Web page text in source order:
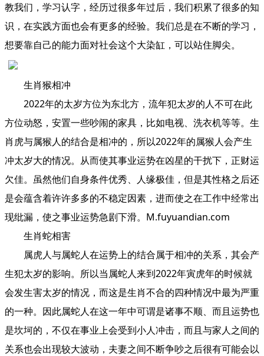
教我们，学习认字，经历过很多年过后，我们积累了很多的知
识，在实践方面也会有更多的经验。我们总是在不断的学习，
想要靠自己的能力面对社会这个大染缸，可以站住脚尖。
生肖猴相冲
2022年的太岁方位为东北方，流年犯太岁的人不可在此
方位动怒，安置一些吵闹的家具，比如电视、洗衣机等等。生
肖虎与属猴人的结合是相冲的，所以2022年的属猴人会产生
冲太岁大的情况。从而使其事业运势在凶星的干扰下，正财运
欠佳。虽然他们自身条件优秀、人缘极佳，但是其性格之后还
是会蕴含着许许多多的不稳定因素，进而使之在工作中经常出
现纰漏，使之事业运势急剧下滑。M.fuyuandian.com
生肖蛇相害
属虎人与属蛇人在运势上的结合属于相冲的关系，其会产
生犯太岁的影响。所以当属蛇人来到2022年寅虎年的时候就
会发生害太岁的情况，而这是生肖不合的四种情况中最为严重
的一种。因此属蛇人在这一年中可谓是诸事不顺、而且运势也
是坎坷的，不仅在事业上会受到小人冲击，而且与家人之间的
关系也会出现较大波动，夫妻之间不断争吵之后很有可能会以